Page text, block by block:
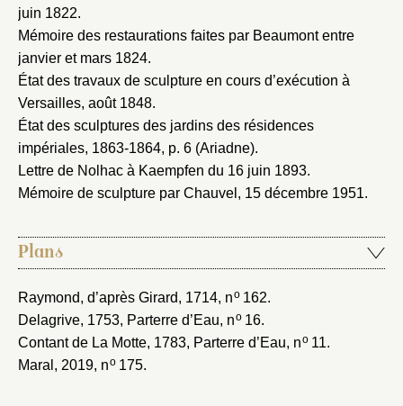
juin 1822.
Mémoire des restaurations faites par Beaumont entre
janvier et mars 1824.
État des travaux de sculpture en cours d’exécution à
Versailles, août 1848.
État des sculptures des jardins des résidences
impériales, 1863-1864, p. 6 (Ariadne).
Lettre de Nolhac à Kaempfen du 16 juin 1893.
Mémoire de sculpture par Chauvel, 15 décembre 1951.
Plans
Raymond, d’après Girard, 1714, no162.
Delagrive, 1753, Parterre d’Eau, no16.
Contant de La Motte, 1783, Parterre d’Eau, no11.
Maral, 2019, no175.